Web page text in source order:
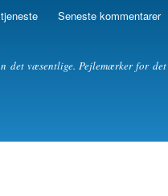
Seneste kommentarer
det væsentlige. Pejlemærker for